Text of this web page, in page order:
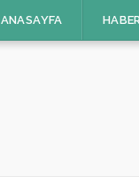
ANASAYFA